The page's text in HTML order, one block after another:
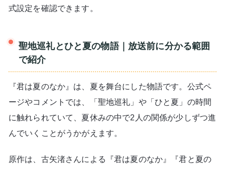
式設定を確認できます。
聖地巡礼とひと夏の物語｜放送前に分かる範囲
で紹介
『君は夏のなか』は、夏を舞台にした物語です。公式ペ
ージやコメントでは、「聖地巡礼」や「ひと夏」の時間
に触れられていて、夏休みの中で2人の関係が少しずつ進
んでいくことがうかがえます。
原作は、古矢渚さんによる『君は夏のなか』『君と夏の